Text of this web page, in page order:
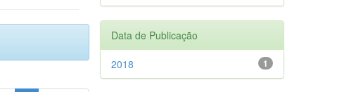
Data de Publicação
1
2018